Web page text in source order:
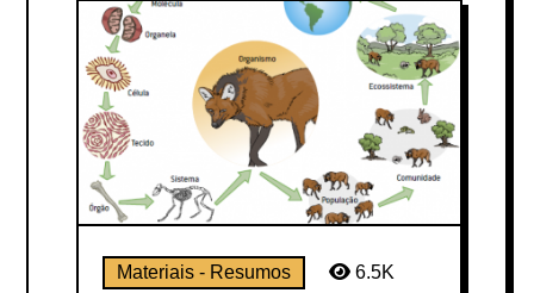
Materiais - Resumos 6.5K